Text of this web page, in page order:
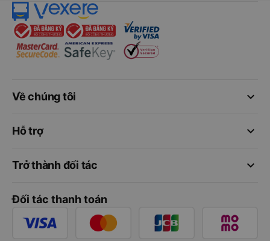
keyboard_arrow_down
Về chúng tôi
keyboard_arrow_down
Hỗ trợ
keyboard_arrow_down
Trở thành đối tác
Đối tác thanh toán